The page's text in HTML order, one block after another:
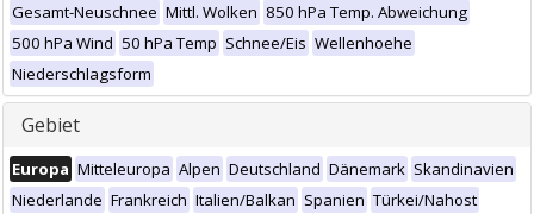
Gesamt-Neuschnee Mittl. Wolken 850 hPa Temp. Abweichung
500 hPa Wind 50 hPa Temp Schnee/Eis Wellenhoehe
Niederschlagsform
Gebiet
Europa Mitteleuropa Alpen Deutschland Dänemark Skandinavien
Niederlande Frankreich Italien/Balkan Spanien Türkei/Nahost